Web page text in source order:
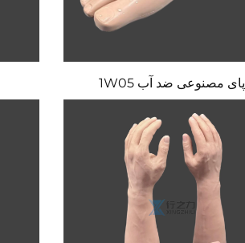
پای مصنوعی ضد آب 1W05